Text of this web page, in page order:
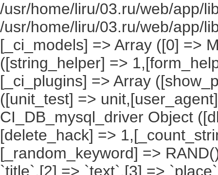
/usr/home/liru/03.ru/web/app/
/usr/home/liru/03.ru/web/app/
[_ci_models] => Array ([0] =>
([string_helper] =>
[_ci_plugins] => Array
([unit_test] =>
CI_DB_mysql_driver Object
[delete_hack] =>
[_random_keyword] =>
`title`,[2] => `text`,[3] =>